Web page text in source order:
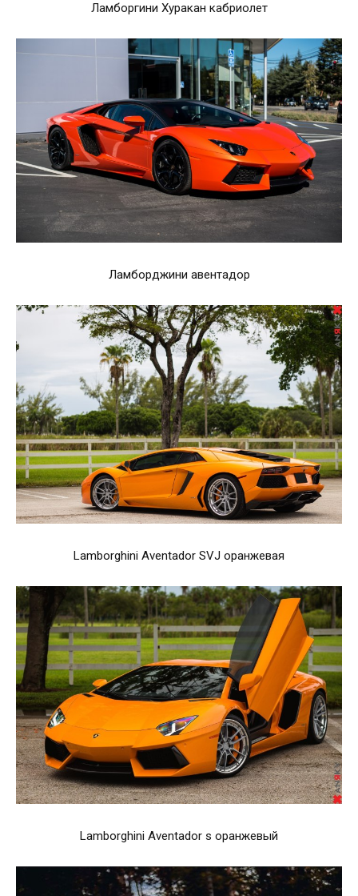
Ламборгини Хуракан кабриолет
Ламборджини авентадор
Lamborghini Aventador SVJ оранжевая
Lamborghini Aventador s оранжевый